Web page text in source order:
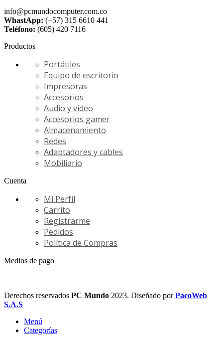
info@pcmundocomputer.com.co
WhastApp: (+57) 315 6610 441
Teléfono: (605) 420 7116
Productos
Portátiles
Equipo de escritorio
Impresoras
Accesorios
Audio y video
Accesorios gamer
Almacenamiento
Redes
Adaptadores y cables
Mobiliario
Cuenta
Mi Perfíl
Carrito
Registrarme
Pedidos
Política de Compras
Medios de pago
Derechos reservados PC Mundo 2023. Diseñado porPacoWeb
S.A.S
Menú
Categorías